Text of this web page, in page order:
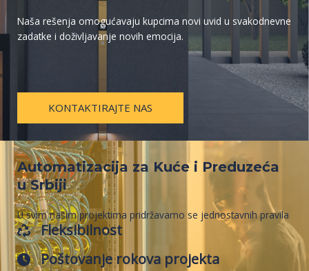
Naša rešenja omogućavaju kupcima novi uvid u svakodnevne
zadatke i doživljavanje novih emocija.
KONTAKTIRAJTE NAS
Automatizacija za Kuće i Preduzeća
u Srbiji
U svim našim projektima pridržavamo se jednostavnih pravila
Fleksibilnost
Poštovanje rokova projekta